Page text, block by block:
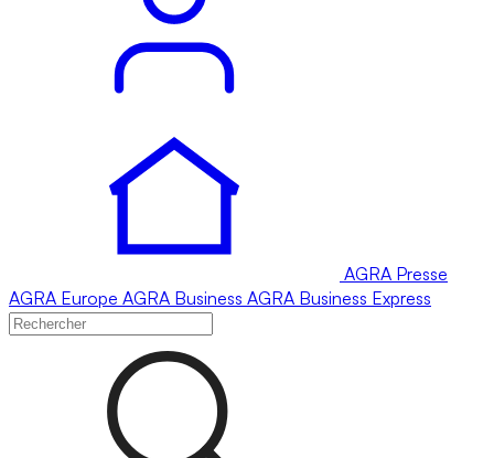
AGRA Presse
AGRA Europe AGRA Business AGRA Business Express